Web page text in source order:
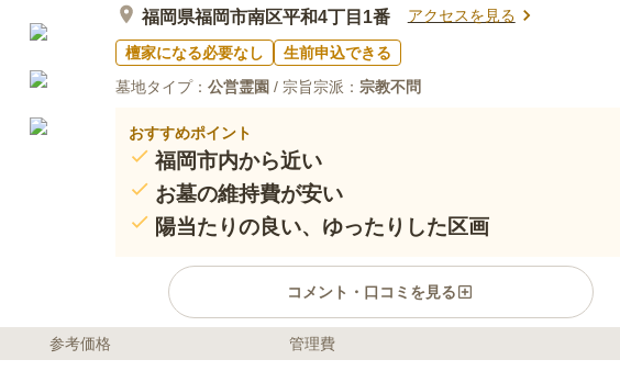
前に新しく建て替えられた本殿や、新しく建設された納骨堂は息をのむ
ほどの美しさで、納骨堂はまるで美術館のような空間でとても感動しま
した！ 故人に喜んでもらえそうな美しい空間と、しっかりとした配慮が
感じられるセキュリティ、いつでも故人に会いに行けるアクセスしやす
なれませんでした！ 週末家族でお参りした後に食事をしたい場合は西新
やマークイズももちに向かえば飲食店が沢山ありますのでとても便利だ
と思います！
福岡県福岡市南区平和4丁目1番 アクセスを見る
檀家になる必要なし
生前申込できる
墓地タイプ： 公営霊園 / 宗旨宗派： 宗教不問
おすすめポイント
福岡市内から近い
お墓の維持費が安い
陽当たりの良い、ゆったりした区画
コメント・口コミを見る
ライフドット編集部のコメント
参考価格 管理費